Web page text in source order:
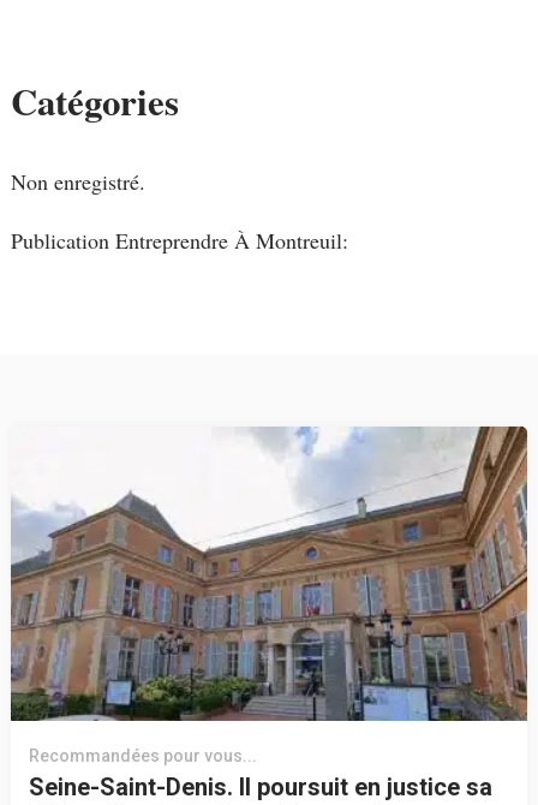
Catégories
Non enregistré.
Publication Entreprendre À Montreuil:
Recommandées pour vous...
Seine-Saint-Denis. Il poursuit en justice sa